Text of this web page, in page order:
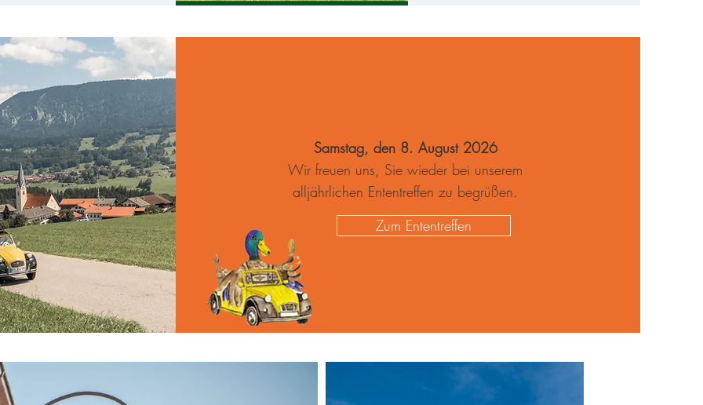
Samstag, den 8. August 2026
Wir freuen uns, Sie wieder bei unserem
alljährlichen Ententreffen zu begrüßen.
Zum Ententreffen